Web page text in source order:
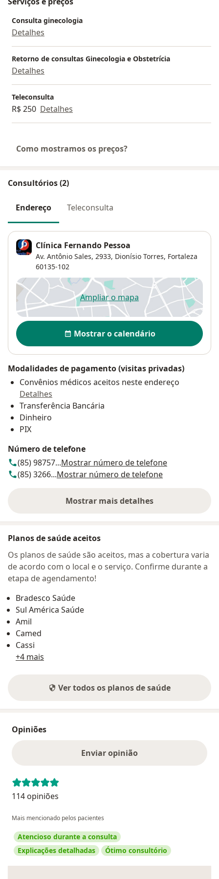
CAMILO, PETROBRAS, SULAMERICA, CASSI, CAFAZ,
CAMED, GEAP, MEDSERVICE, SAÚDE CAIXA.
Marque seu check -up!
Consulta ginecologia
Detalhes
Retorno de consultas Ginecologia e Obstetrícia
Detalhes
Teleconsulta
R$ 250 Detalhes
Como mostramos os preços?
Consultórios (2)
Endereço Teleconsulta
Clínica Fernando Pessoa
Av. Antônio Sales, 2933, Dionísio Torres, Fortaleza
60135-102
Ampliar o mapaabre num novo separador
Disponibilidade
Mostrar o calendário
Modalidades de pagamento (visitas privadas)
Convênios médicos aceitos neste endereço
Detalhes
Transferência Bancária
Dinheiro
PIX
Número de telefone
(85) 98757...Mostrar número de telefone
(85) 3266...Mostrar número de telefone
Mostrar mais detalhes
sobre o endereço
Planos de saúde aceitos
Os planos de saúde são aceitos, mas a cobertura varia
de acordo com o local e o serviço. Confirme durante a
etapa de agendamento!
Bradesco Saúde
Sul América Saúde
Amil
Camed
Cassi
+4 mais
Ver todos os planos de saúde
Opiniões
Enviar opinião
114 opiniões
Mais mencionado pelos pacientes
Atencioso durante a consulta
Explicações detalhadas
Ótimo consultório